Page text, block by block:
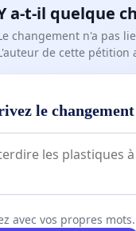
a-t-il quelque
changement n'a pas
de cette pétition
le
avec vos propres